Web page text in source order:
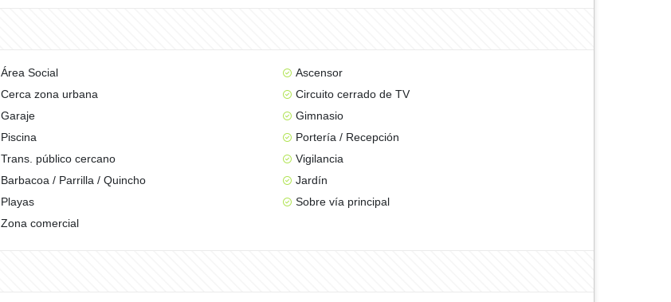
Área Social
Ascensor
Cerca zona urbana
Circuito cerrado de TV
Garaje
Gimnasio
Piscina
Portería / Recepción
Trans. público cercano
Vigilancia
Barbacoa / Parrilla / Quincho
Jardín
Playas
Sobre vía principal
Zona comercial